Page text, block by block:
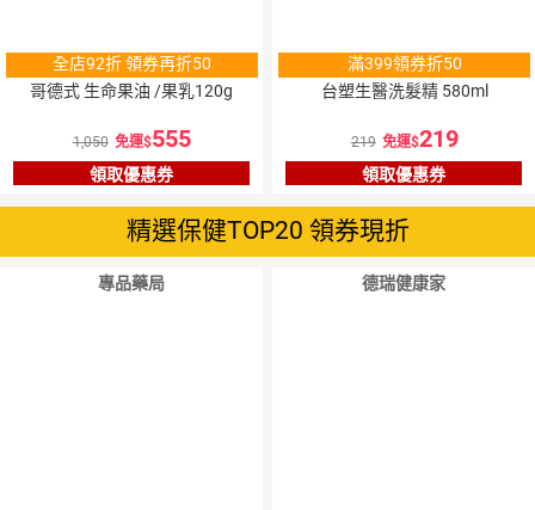
全店92折 領券再折50
哥德式 生命果油 /果乳120g
1,050 免運 555
領取優惠券
滿399領券折50
台塑生醫洗髮精 580ml
219 免運 219
領取優惠券
精選保健TOP20 領券現折
專品藥局 德瑞健康家